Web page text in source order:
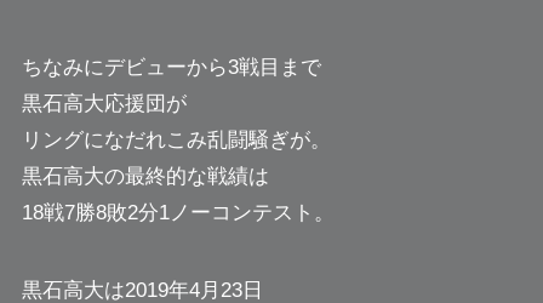
ちなみにデビューから3戦目まで
黒石高大応援団が
リングになだれこみ乱闘騒ぎが。
黒石高大の最終的な戦績は
18戦7勝8敗2分1ノーコンテスト。
黒石高大は2019年4月23日